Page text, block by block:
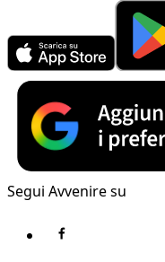
Segui Avvenire su